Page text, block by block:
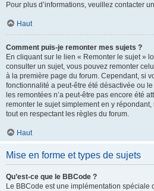
Pour plus d’informations, veuillez contacter
Haut
Comment puis-je remonter mes sujets ?
En cliquant sur le lien « Remonter le sujet »
consulter un sujet, vous pouvez remonter
à la première page du forum. Cependant, si
fonctionnalité a peut-être été désactivée ou
les remontées n’a peut-être pas encore été
remonter le sujet simplement en y
tout en respectant les règles du forum.
Haut
Mise en forme et types de sujets
Qu’est-ce que le BBCode ?
Le BBCode est une implémentation spéciale